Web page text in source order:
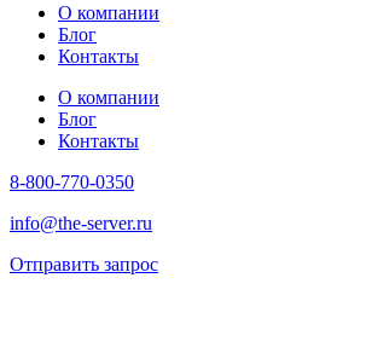
О компании
Блог
Контакты
О компании
Блог
Контакты
8-800-770-0350
info@the-server.ru
Отправить запрос